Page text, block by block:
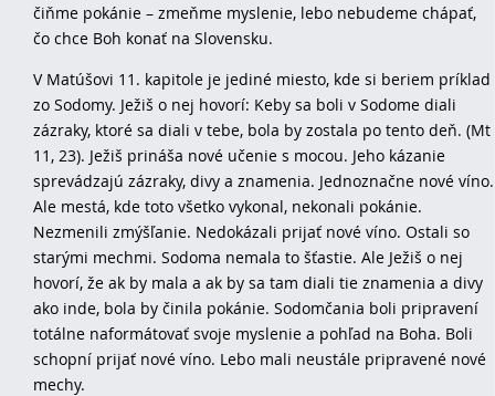
čiňme pokánie – zmeňme myslenie, lebo nebudeme chápať,
čo chce Boh konať na Slovensku.
V Matúšovi 11. kapitole je jediné miesto, kde si beriem príklad
zo Sodomy. Ježiš o nej hovorí: Keby sa boli v Sodome diali
zázraky, ktoré sa diali v tebe, bola by zostala po tento deň. (Mt
11, 23). Ježiš prináša nové učenie s mocou. Jeho kázanie
sprevádzajú zázraky, divy a znamenia. Jednoznačne nové víno.
Ale mestá, kde toto všetko vykonal, nekonali pokánie.
Nezmenili zmýšľanie. Nedokázali prijať nové víno. Ostali so
starými mechmi. Sodoma nemala to šťastie. Ale Ježiš o nej
hovorí, že ak by mala a ak by sa tam diali tie znamenia a divy
ako inde, bola by činila pokánie. Sodomčania boli pripravení
totálne naformátovať svoje myslenie a pohľad na Boha. Boli
schopní prijať nové víno. Lebo mali neustále pripravené nové
mechy.